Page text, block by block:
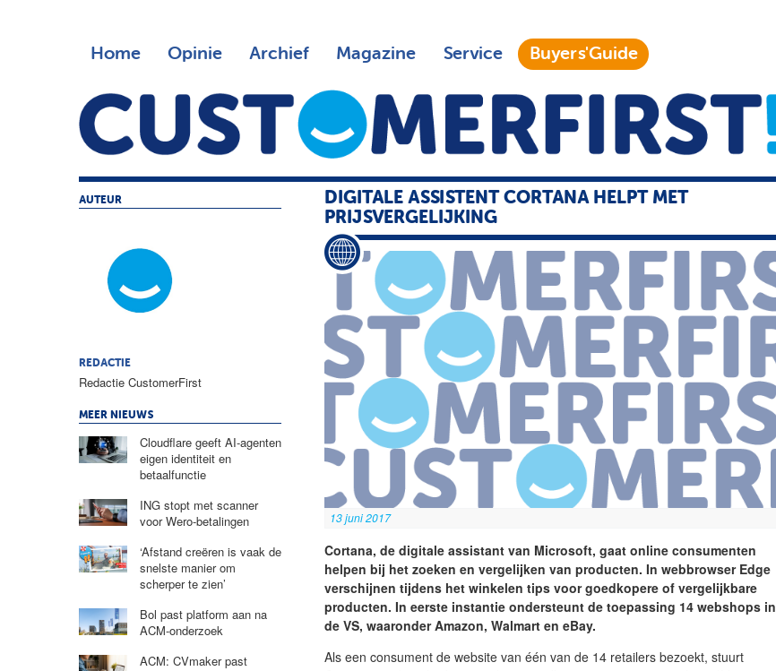
Home Opinie Archief Magazine Service Buyers'Guide
DIGITALE ASSISTENT CORTANA HELPT MET
PRIJSVERGELIJKING
13 juni 2017
Cortana, de digitale assistant van Microsoft, gaat online consumenten
helpen bij het zoeken en vergelijken van producten. In webbrowser Edge
verschijnen tijdens het winkelen tips voor goedkopere of vergelijkbare
producten. In eerste instantie ondersteunt de toepassing 14 webshops in
de VS, waaronder Amazon, Walmart en eBay.
Als een consument de website van één van de 14 retailers bezoekt, stuurt
AUTEUR
REDACTIE
Redactie CustomerFirst
MEER NIEUWS
Cloudflare geeft AI-agenten
eigen identiteit en
betaalfunctie
ING stopt met scanner
voor Wero-betalingen
‘Afstand creëren is vaak de
snelste manier om
scherper te zien’
Bol past platform aan na
ACM-onderzoek
ACM: CVmaker past